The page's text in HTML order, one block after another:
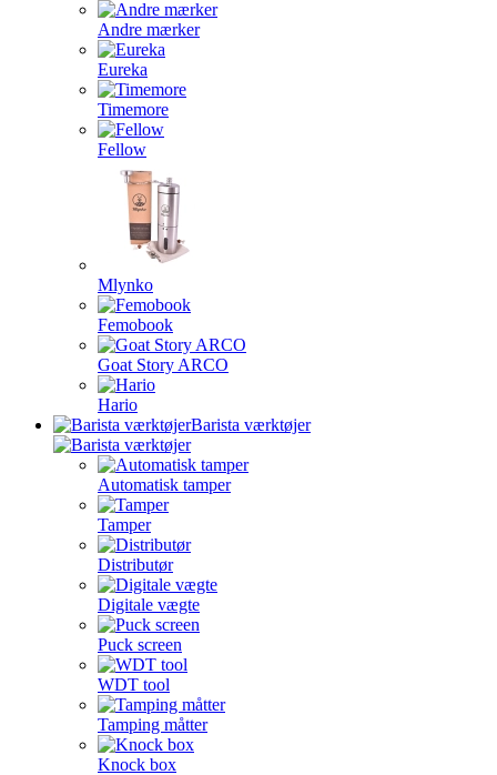
Andre mærker
Eureka
Timemore
Fellow
Mlynko
Femobook
Goat Story ARCO
Hario
Barista værktøjer
Automatisk tamper
Tamper
Distributør
Digitale vægte
Puck screen
WDT tool
Tamping måtter
Knock box